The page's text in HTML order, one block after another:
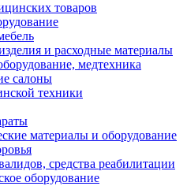
товаров
и расходные материалы
медтехника
салоны
техники
материалы и оборудование
средства реабилитации
оборудование